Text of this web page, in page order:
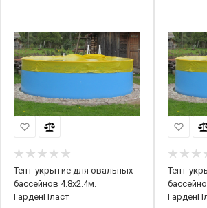
Тент-укрытие для овальных
бассейнов 4.8х2.4м.
ГарденПласт
Тент-